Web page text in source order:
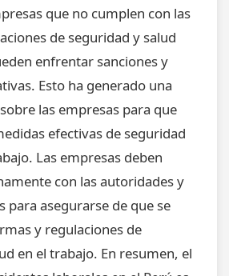
que no cumplen con las
de seguridad y salud
enfrentar sanciones y
Esto ha generado una
las empresas para que
efectivas de seguridad
Las empresas deben
con las autoridades y
para asegurarse de que se
y regulaciones de
en el trabajo. En resumen, el